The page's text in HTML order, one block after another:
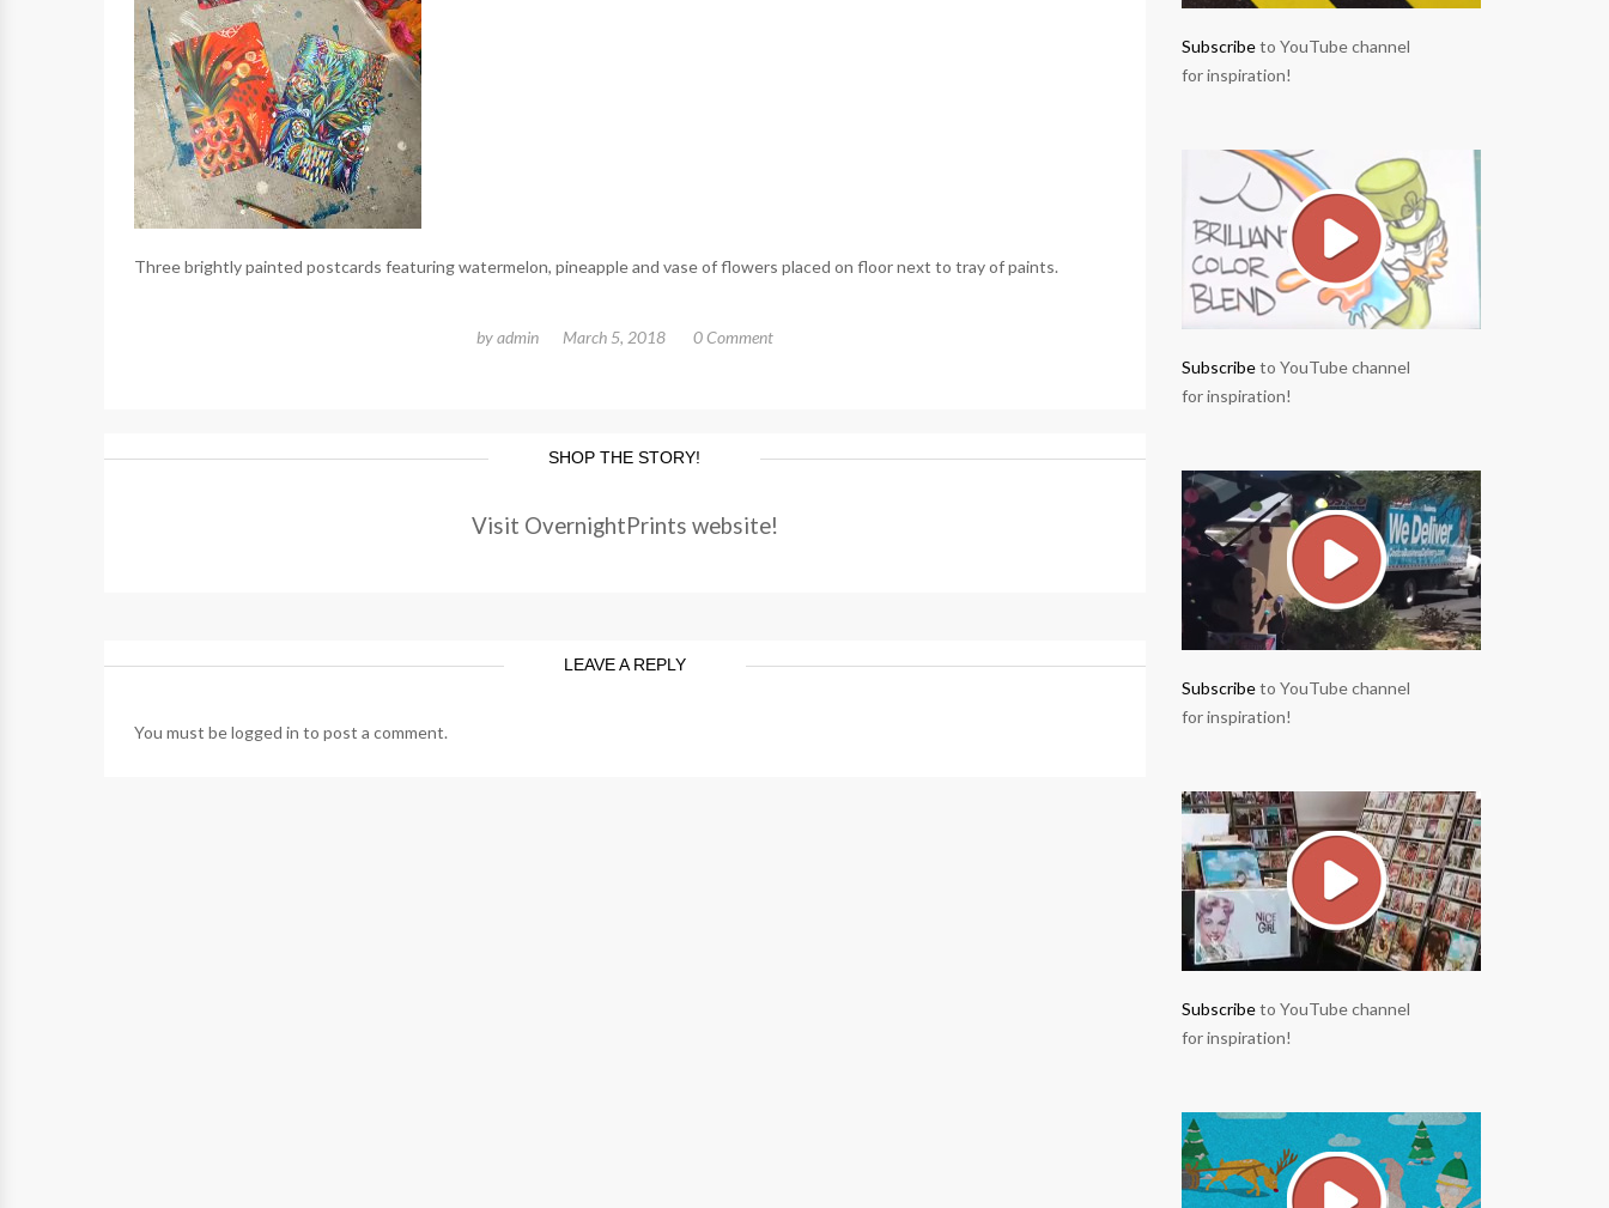
Three brightly painted postcards featuring watermelon, pineapple and vase of flowers placed on floor next to tray of paints.
byadmin March 5, 2018 0 Comment
SHOP THE STORY!
Visit OvernightPrints website!
LEAVE A REPLY
You must belogged in to post a comment.
Subscribeto YouTube channel
for inspiration!
Subscribeto YouTube channel
for inspiration!
Subscribeto YouTube channel
for inspiration!
Subscribeto YouTube channel
for inspiration!